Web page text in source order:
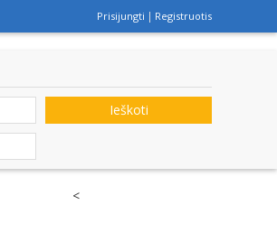
Prisijungti Registruotis
Ieškoti
<